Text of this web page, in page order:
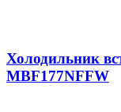
Холодильник
MBF177NFFW